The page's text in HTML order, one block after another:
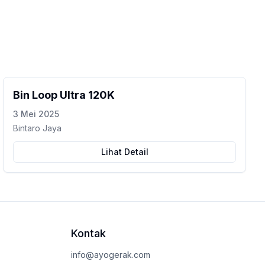
Bin Loop Ultra 120K
3 Mei 2025
Bintaro Jaya
Lihat Detail
Kontak
info@ayogerak.com